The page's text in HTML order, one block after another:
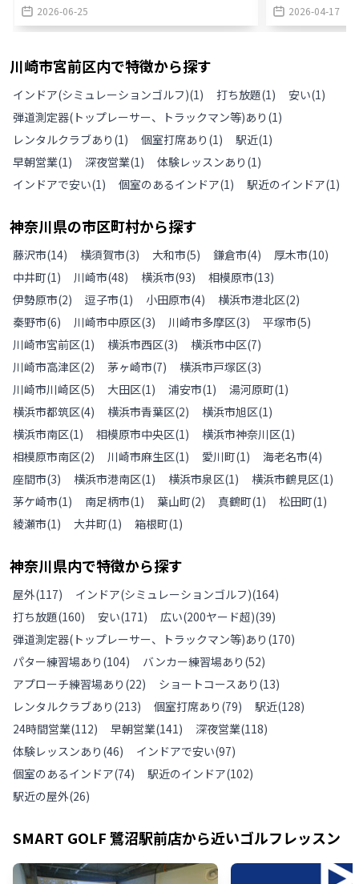
2026-06-25 2026-04-17
川崎市宮前区内で特徴から探す
インドア(シミュレーションゴルフ)(1) 打ち放題(1) 安い(1)
弾道測定器(トップレーサー、トラックマン等)あり (1)
レンタルクラブあり (1) 個室打席あり (1) 駅近(1)
早朝営業(1) 深夜営業(1) 体験レッスンあり (1)
インドアで安い(1) 個室のあるインドア(1) 駅近のインドア(1)
神奈川県の市区町村から探す
藤沢市(14) 横須賀市(3) 大和市(5) 鎌倉市(4) 厚木市(10)
中井町(1) 川崎市(48) 横浜市(93) 相模原市(13)
伊勢原市(2) 逗子市(1) 小田原市(4) 横浜市港北区(2)
秦野市(6) 川崎市中原区(3) 川崎市多摩区(3) 平塚市(5)
川崎市宮前区(1) 横浜市西区(3) 横浜市中区(7)
川崎市高津区(2) 茅ヶ崎市(7) 横浜市戸塚区(3)
川崎市川崎区(5) 大田区(1) 浦安市(1) 湯河原町(1)
横浜市都筑区(4) 横浜市青葉区(2) 横浜市旭区(1)
横浜市南区(1) 相模原市中央区(1) 横浜市神奈川区(1)
相模原市南区(2) 川崎市麻生区(1) 愛川町(1) 海老名市(4)
座間市(3) 横浜市港南区(1) 横浜市泉区(1) 横浜市鶴見区(1)
茅ケ崎市(1) 南足柄市(1) 葉山町(2) 真鶴町(1) 松田町(1)
綾瀬市(1) 大井町(1) 箱根町(1)
神奈川県内で特徴から探す
屋外(117) インドア(シミュレーションゴルフ)(164)
打ち放題(160) 安い(171) 広い(200ヤード超)(39)
弾道測定器(トップレーサー、トラックマン等)あり (170)
パター練習場あり (104) バンカー練習場あり (52)
アプローチ練習場あり (22) ショートコースあり (13)
レンタルクラブあり (213) 個室打席あり (79) 駅近(128)
24時間営業(112) 早朝営業(141) 深夜営業(118)
体験レッスンあり (46) インドアで安い(97)
個室のあるインドア(74) 駅近のインドア(102)
駅近の屋外(26)
SMART GOLF 鷺沼駅前店から近いゴルフレッスン